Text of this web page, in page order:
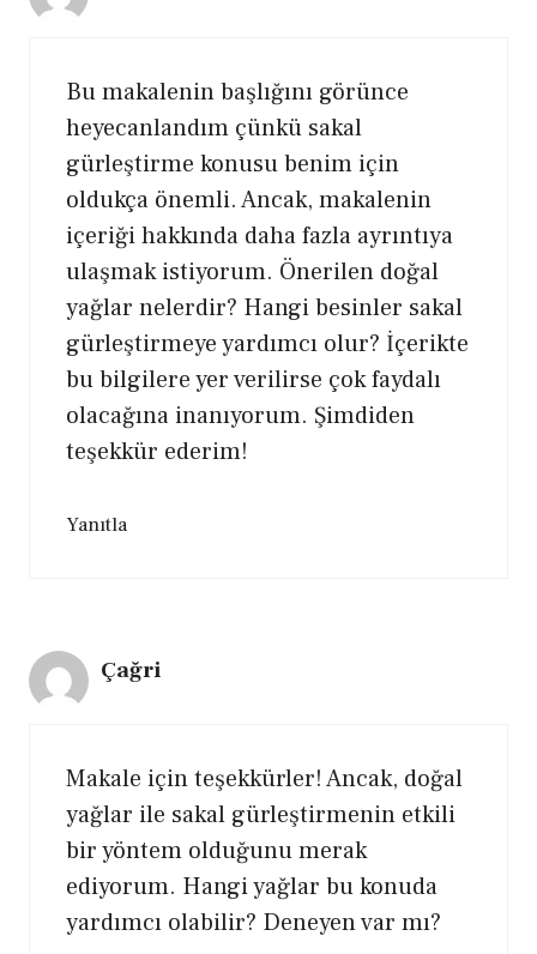
Bu makalenin başlığını görünce
heyecanlandım çünkü sakal
gürleştirme konusu benim için
oldukça önemli. Ancak, makalenin
içeriği hakkında daha fazla ayrıntıya
ulaşmak istiyorum. Önerilen doğal
yağlar nelerdir? Hangi besinler sakal
gürleştirmeye yardımcı olur? İçerikte
bu bilgilere yer verilirse çok faydalı
olacağına inanıyorum. Şimdiden
teşekkür ederim!
Yanıtla
Çağri
Makale için teşekkürler! Ancak, doğal
yağlar ile sakal gürleştirmenin etkili
bir yöntem olduğunu merak
ediyorum. Hangi yağlar bu konuda
yardımcı olabilir? Deneyen var mı?